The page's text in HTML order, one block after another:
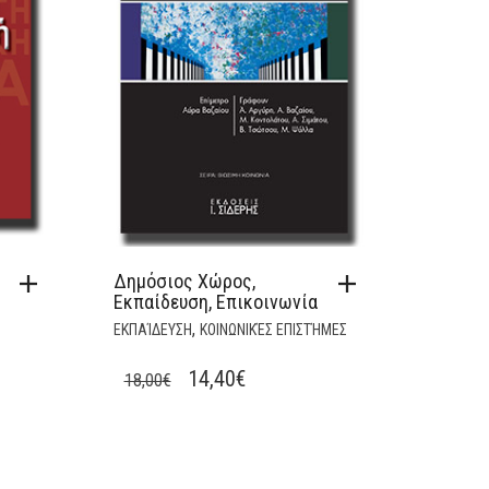
Δημόσιος Χώρος,
Εκπαίδευση, Επικοινωνία
ΕΚΠΑΊΔΕΥΣΗ, ΚΟΙΝΩΝΙΚΈΣ ΕΠΙΣΤΉΜΕΣ
18,00€
ORIGINAL
14,40€CURRENT